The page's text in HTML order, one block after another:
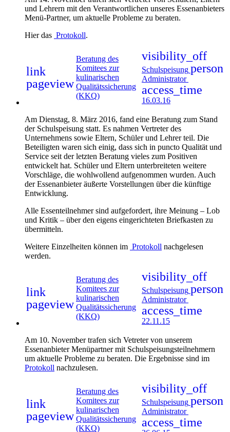
und Lehrern mit den Verantwortlichen unseres Essenanbieters
Menü-Partner, um aktuelle Probleme zu beraten.
Hier das Protokoll.
link
pageview
Beratung des
Komitees zur
kulinarischen
Qualitätssicherung
(KKQ)
visibility_off
Schulspeisung person
Administrator
access_time
16.03.16
Am Dienstag, 8. März 2016, fand eine Beratung zum Stand
der Schulspeisung statt. Es nahmen Vertreter des
Unternehmens sowie Eltern, Schüler und Lehrer teil. Die
Beteiligten waren sich einig, dass sich in puncto Qualität und
Service seit der letzten Beratung vieles zum Positiven
entwickelt hat. Schüler und Eltern unterbreiteten weitere
Vorschläge, die wohlwollend aufgenommen wurden. Auch
der Essenanbieter äußerte Vorstellungen über die künftige
Entwicklung.
Alle Essenteilnehmer sind aufgefordert, ihre Meinung – Lob
und Kritik – über den eigens eingerichteten Briefkasten zu
übermitteln.
Weitere Einzelheiten können im Protokoll nachgelesen
werden.
link
pageview
Beratung des
Komitees zur
kulinarischen
Qualitätssicherung
(KKQ)
visibility_off
Schulspeisung person
Administrator
access_time
22.11.15
Am 10. November trafen sich Vetreter von unserem
Essenanbieter Menüpartner mit Schulspeisungsteilnehmern
um aktuelle Probleme zu beraten. Die Ergebnisse sind im
Protokoll nachzulesen.
link
pageview
Beratung des
Komitees zur
kulinarischen
Qualitätssicherung
(KKQ)
visibility_off
Schulspeisung person
Administrator
access_time